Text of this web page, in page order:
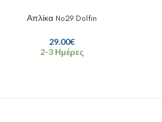
Απλίκα No29 Dolfin
29.00€
2-3 Ημέρες